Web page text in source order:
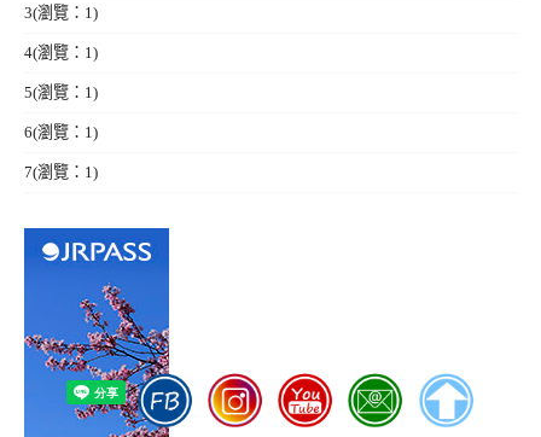
3(瀏覽：1)
4(瀏覽：1)
5(瀏覽：1)
6(瀏覽：1)
7(瀏覽：1)